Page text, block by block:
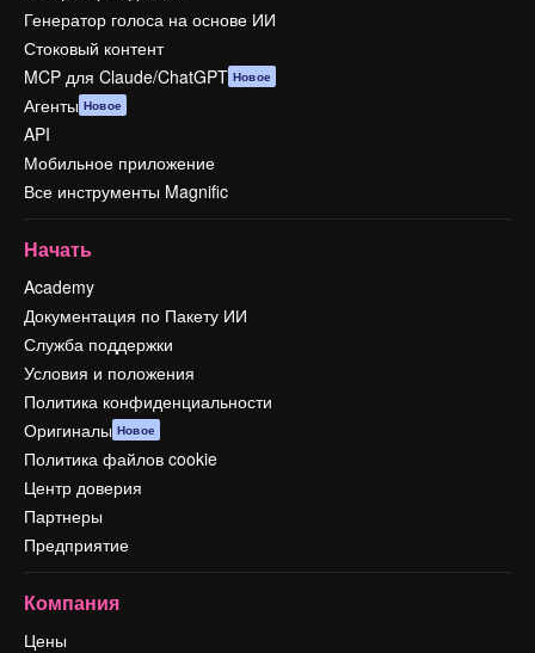
Генератор голоса на основе ИИ
Стоковый контент
MCP для Claude/ChatGPT Новое
Агенты Новое
API
Мобильное приложение
Все инструменты Magnific
Начать
Academy
Документация по Пакету ИИ
Служба поддержки
Условия и положения
Политика конфиденциальности
Оригиналы Новое
Политика файлов cookie
Центр доверия
Партнеры
Предприятие
Компания
Цены